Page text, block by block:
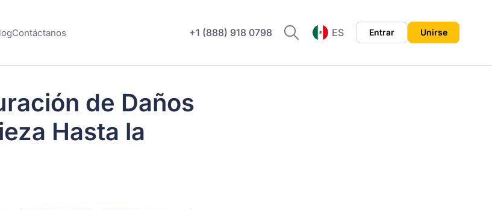
Contáctanos +1 (888) 918 0798 ES Entrar Unirse
de Daños
Hasta la